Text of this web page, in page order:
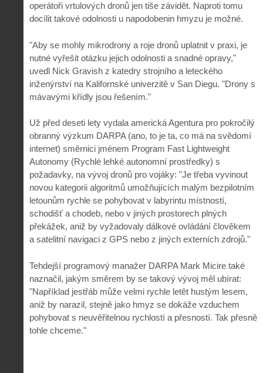
operátoři vrtulových dronů jen tiše závidět. Naproti tomu
docílit takové odolnosti u napodobenin hmyzu je možné.
"Aby se mohly mikrodrony a roje dronů uplatnit v praxi, je
nutné vyřešit otázku jejich odolnosti a snadné opravy,"
uvedl Nick Gravish z katedry strojního a leteckého
inženýrství na Kalifornské univerzitě v San Diegu. "Drony s
mávavými křídly jsou řešením."
Už před deseti lety vydala americká Agentura pro pokročilý
obranný výzkum DARPA (ano, to je ta, co má na svědomí
internet) směrnici jménem Program Fast Lightweight
Autonomy (Rychlé lehké autonomní prostředky) s
požadavky, na vývoj dronů pro vojáky: "Je třeba vyvinout
novou kategorii algoritmů umožňujících malým bezpilotním
letounům rychle se pohybovat v labyrintu místností,
schodišť a chodeb, nebo v jiných prostorech plných
překážek, aniž by vyžadovaly dálkové ovládání člověkem
a satelitní navigaci z GPS nebo z jiných externích zdrojů."
Tehdejší programový manažer DARPA Mark Micire také
naznačil, jakým směrem by se takový vývoj měl ubírat:
"Například jestřáb může velmi rychle letět hustým lesem,
aniž by narazil, stejně jako hmyz se dokáže vzduchem
pohybovat s neuvěřitelnou rychlostí a přesností. Tak přesně
tohle chceme."